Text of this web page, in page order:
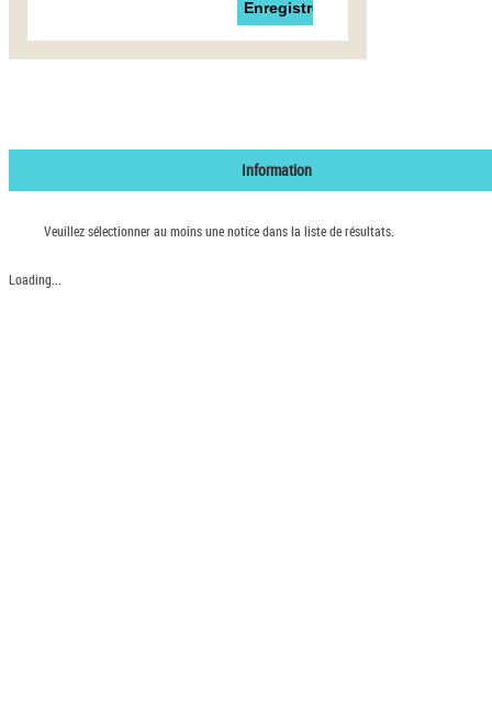
Information
Veuillez sélectionner au moins une notice dans la liste de résultats.
Loading...